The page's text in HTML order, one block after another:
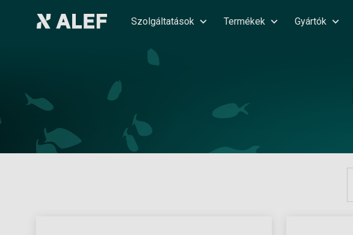
Szolgáltatások Termékek Gyártók